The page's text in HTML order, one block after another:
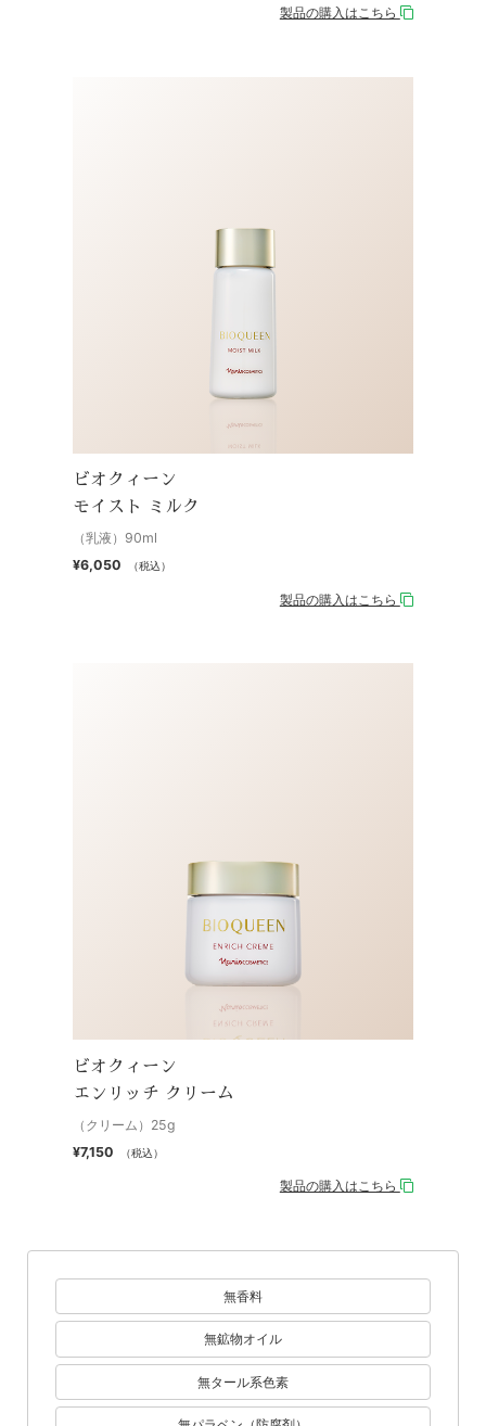
製品の購入はこちら
ビオクィーン
モイスト ミルク
（乳液）90ml
¥6,050
（税込）
製品の購入はこちら
ビオクィーン
エンリッチ クリーム
（クリーム）25g
¥7,150
（税込）
製品の購入はこちら
無香料
無鉱物オイル
無タール系色素